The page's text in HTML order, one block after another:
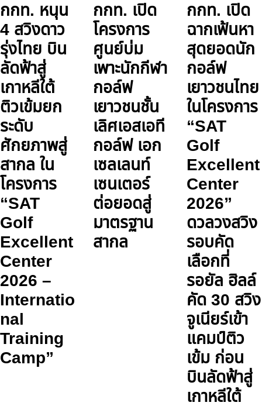
กกท. หนุน
4 สวิงดาว
รุ่งไทย บิน
ลัดฟ้าสู่
เกาหลีใต้
ติวเข้มยก
ระดับ
ศักยภาพสู่
สากล ใน
โครงการ
“SAT
Golf
Excellent
Center
2026 –
Internatio
nal
Training
Camp”
กกท. เปิด
โครงการ
ศูนย์บ่ม
เพาะนักกีฬา
กอล์ฟ
เยาวชนชั้น
เลิศเอสเอที
กอล์ฟ เอก
เซลเลนท์
เซนเตอร์
ต่อยอดสู่
มาตรฐาน
สากล
กกท. เปิด
ฉากเฟ้นหา
สุดยอดนัก
กอล์ฟ
เยาวชนไทย
ในโครงการ
“SAT
Golf
Excellent
Center
2026”
ดวลวงสวิง
รอบคัด
เลือกที่
รอยัล ฮิลล์
คัด 30 สวิง
จูเนียร์เข้า
แคมป์ติว
เข้ม ก่อน
บินลัดฟ้าสู่
เกาหลีใต้